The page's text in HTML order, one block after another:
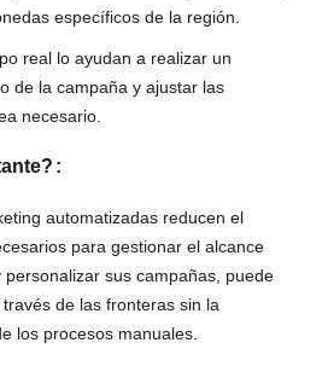
específicos de la región.
real lo ayudan a realizar un
de la campaña y ajustar las
necesario.
:
automatizadas reducen el
para gestionar el alcance
personalizar sus campañas, puede
de las fronteras sin la
los procesos manuales.